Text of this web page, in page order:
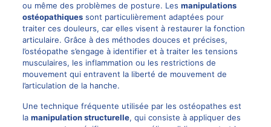
ou même des problèmes de posture. Les manipulations
ostéopathiquessont particulièrement adaptées pour
traiter ces douleurs, car elles visent à restaurer la fonction
articulaire. Grâce à des méthodes douces et précises,
l’ostéopathe s’engage à identifier et à traiter les tensions
musculaires, les inflammation ou les restrictions de
mouvement qui entravent la liberté de mouvement de
l’articulation de la hanche.
Une technique fréquente utilisée par les ostéopathes est
la manipulation structurelle, qui consiste à appliquer des